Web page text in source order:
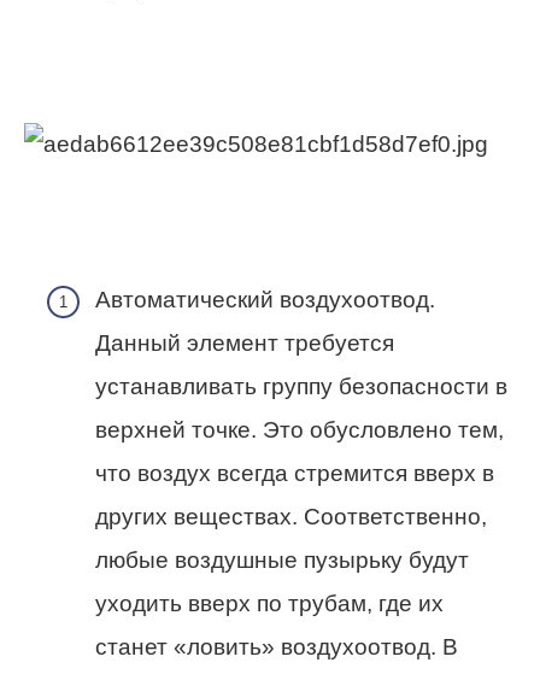
Автоматический воздухоотвод.
Данный элемент требуется
устанавливать группу безопасности в
верхней точке. Это обусловлено тем,
что воздух всегда стремится вверх в
других веществах. Соответственно,
любые воздушные пузырьку будут
уходить вверх по трубам, где их
станет «ловить» воздухоотвод. В